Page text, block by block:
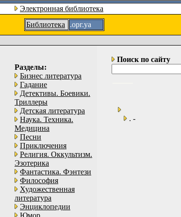
Электронная библиотека
Библиотека
.орг.уа
Разделы:
Бизнес литература
Гадание
Детективы. Боевики.
Триллеры
Детская литература
Наука. Техника.
Медицина
Песни
Приключения
Религия. Оккультизм.
Эзотерика
Фантастика. Фэнтези
Философия
Художественная
литература
Энциклопедии
Юмор
Поиск по сайту
. -